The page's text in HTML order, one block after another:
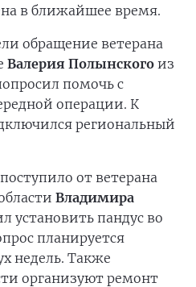
в ближайшее время.
обращение ветерана
Валерия Полынского из
помочь с
операции. К
региональный
от ветерана
Владимира
установить пандус во
планируется
недель. Также
организуют ремонт